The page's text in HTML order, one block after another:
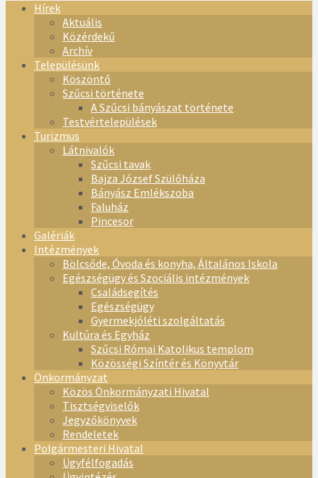
Hírek
Aktuális
Közérdekű
Archív
Településünk
Köszöntő
Szűcsi története
A Szűcsi bányászat története
Testvértelepülések
Turizmus
Látnivalók
Szűcsi tavak
Bajza József Szülőháza
Bányász Emlékszoba
Faluház
Pincesor
Galériák
Intézmények
Bölcsőde, Óvoda és konyha, Általános Iskola
Egészségügy és Szociális intézmények
Családsegítés
Egészségügy
Gyermekjóléti szolgáltatás
Kultúra és Egyház
Szűcsi Római Katolikus templom
Közösségi Színtér és Könyvtár
Önkormányzat
Közös Önkormányzati Hivatal
Tisztségviselők
Jegyzőkönyvek
Rendeletek
Polgármesteri Hivatal
Ügyfélfogadás